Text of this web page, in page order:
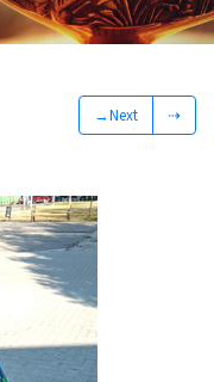
→Next ⇢